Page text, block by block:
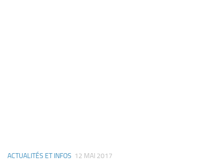
ACTUALITÉS ET INFOS 12 MAI 2017